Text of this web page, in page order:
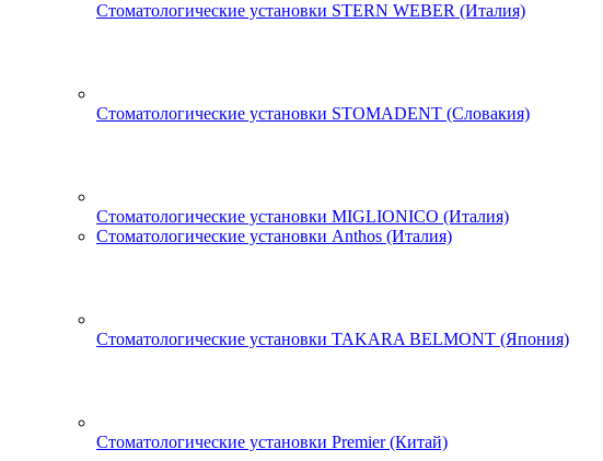
Стоматологические установки STERN WEBER (Италия)
Стоматологические установки STOMADENT (Словакия)
Стоматологические установки MIGLIONICO (Италия)
Стоматологические установки Anthos (Италия)
Стоматологические установки TAKARA BELMONT (Япония)
Стоматологические установки Premier (Китай)